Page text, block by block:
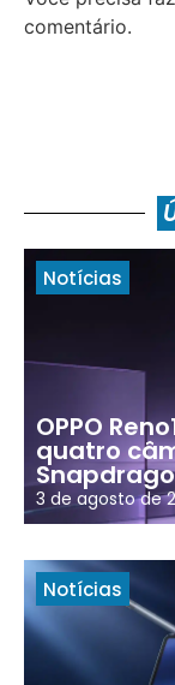
comentário.
Notícias
OPPO
quatro
3 de agosto de
Notícias